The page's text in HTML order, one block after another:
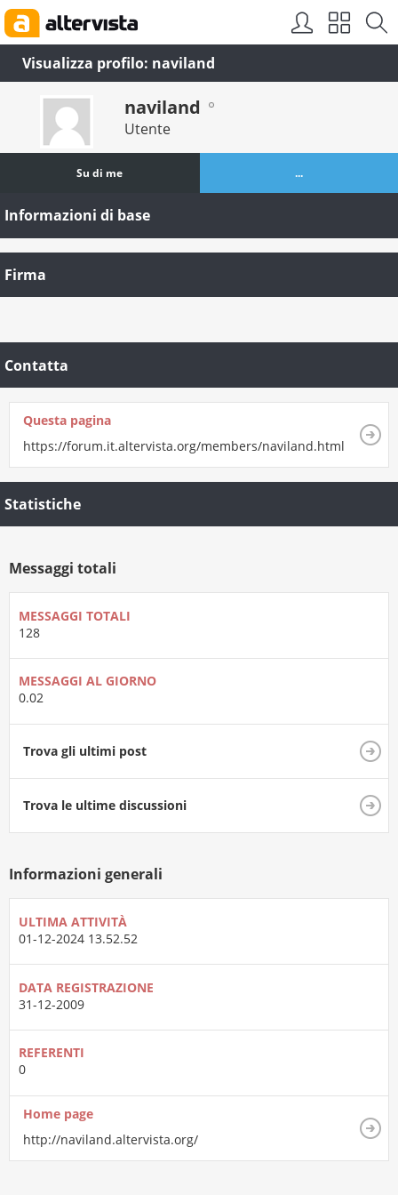
Visualizza profilo: naviland
naviland
Utente
Su di me ...
Informazioni di base
Firma
Contatta
Questa pagina
https://forum.it.altervista.org/members/naviland.html
Statistiche
Messaggi totali
MESSAGGI TOTALI
128
MESSAGGI AL GIORNO
0.02
Trova gli ultimi post
Trova le ultime discussioni
Informazioni generali
ULTIMA ATTIVITÀ
01-12-2024 13.52.52
DATA REGISTRAZIONE
31-12-2009
REFERENTI
0
Home page
http://naviland.altervista.org/